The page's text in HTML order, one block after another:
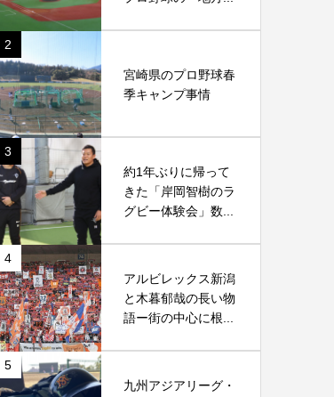
2
宮崎県のプロ野球春
季キャンプ事情
3
約1年ぶりに帰って
きた「岸岡智樹のラ
グビー体験会」数...
4
アルビレックス新潟
と木暮郁哉の長い物
語ー街の中心に根...
5
九州アジアリーグ・